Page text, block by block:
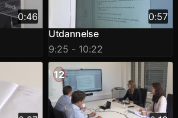
0:46
0:57
Utdannelse
9:25 - 10:22
12